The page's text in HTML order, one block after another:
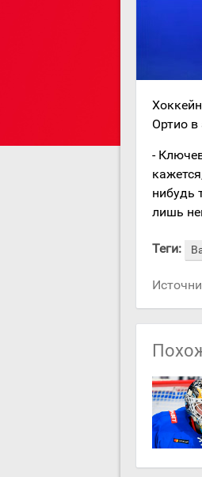
Ортио в
-
нибудь
лишь
Теги: